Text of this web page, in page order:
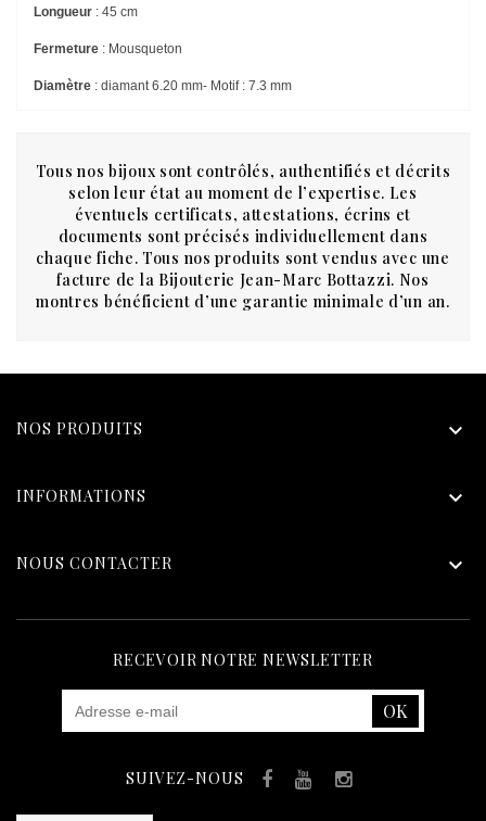
Longueur : 45 cm
Fermeture : Mousqueton
Diamètre : diamant 6.20 mm- Motif : 7.3 mm
Tous nos bijoux sont contrôlés, authentifiés et décrits
selon leur état au moment de l’expertise. Les
éventuels certificats, attestations, écrins et
documents sont précisés individuellement dans
chaque fiche. Tous nos produits sont vendus avec une
facture de la Bijouterie Jean-Marc Bottazzi. Nos
montres bénéficient d’une garantie minimale d’un an.
NOS PRODUITS 
INFORMATIONS 
NOUS CONTACTER 
RECEVOIR NOTRE NEWSLETTER
SUIVEZ-NOUS Facebook
YouTubeInstagram